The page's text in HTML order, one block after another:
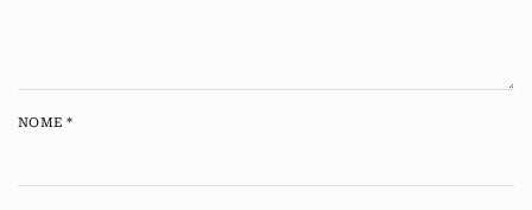
NOME*